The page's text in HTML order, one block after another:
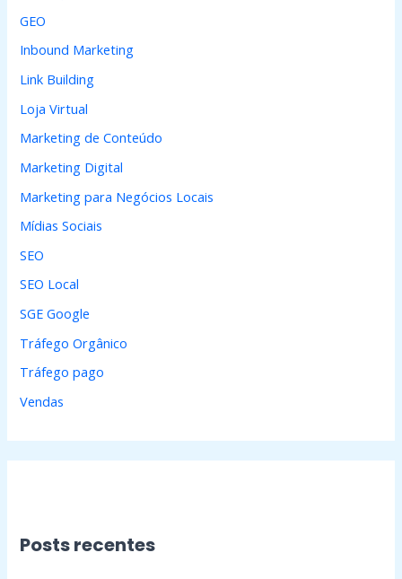
GEO
Inbound Marketing
Link Building
Loja Virtual
Marketing de Conteúdo
Marketing Digital
Marketing para Negócios Locais
Mídias Sociais
SEO
SEO Local
SGE Google
Tráfego Orgânico
Tráfego pago
Vendas
Posts recentes